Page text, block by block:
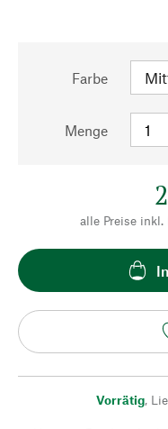
Farbe
Menge
alle Preise
Vorrätig,